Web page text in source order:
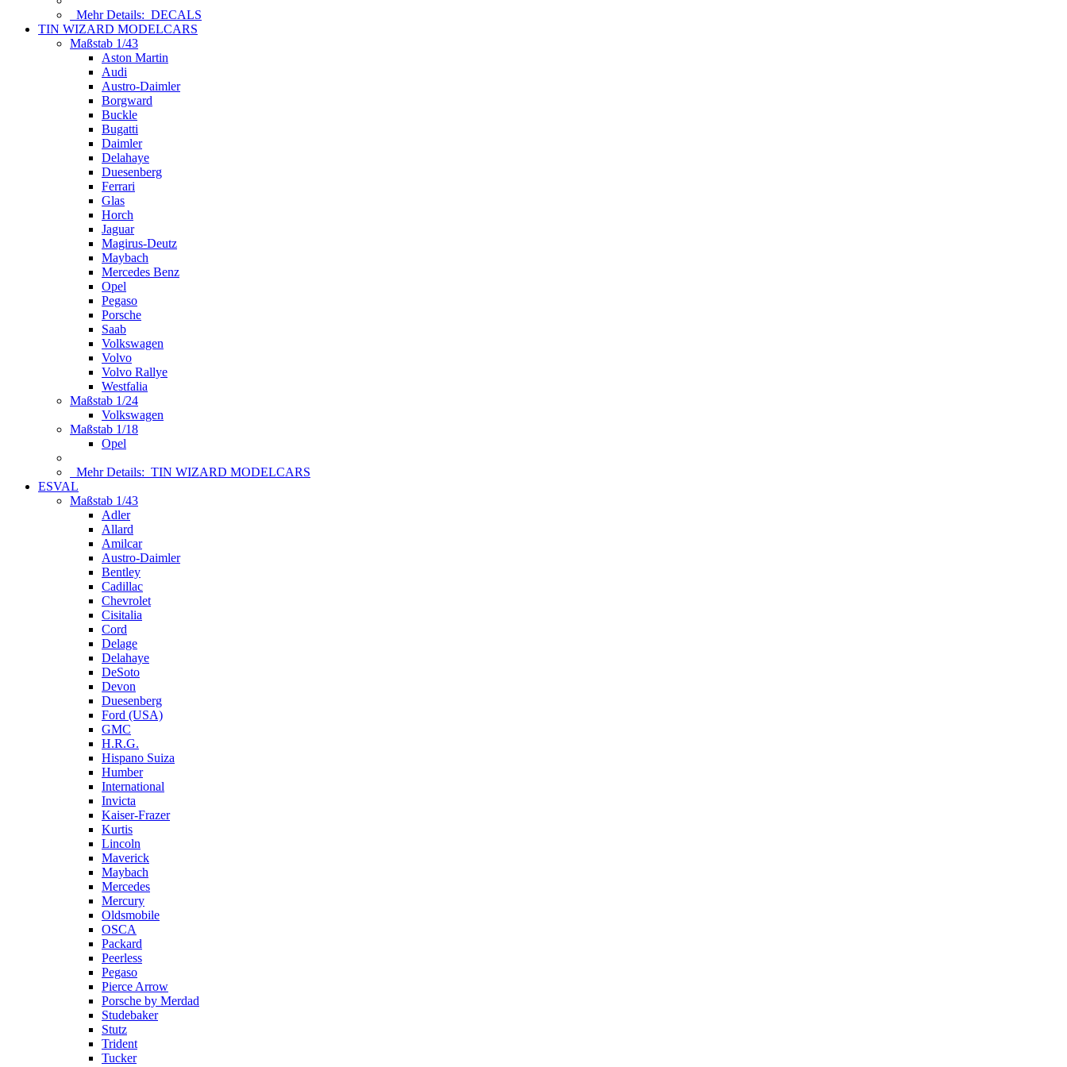
Mehr Details: DECALS
TIN WIZARD MODELCARS
Maßstab 1/43
Aston Martin
Audi
Austro-Daimler
Borgward
Buckle
Bugatti
Daimler
Delahaye
Duesenberg
Ferrari
Glas
Horch
Jaguar
Magirus-Deutz
Maybach
Mercedes Benz
Opel
Pegaso
Porsche
Saab
Volkswagen
Volvo
Volvo Rallye
Westfalia
Maßstab 1/24
Volkswagen
Maßstab 1/18
Opel
Mehr Details: TIN WIZARD MODELCARS
ESVAL
Maßstab 1/43
Adler
Allard
Amilcar
Austro-Daimler
Bentley
Cadillac
Chevrolet
Cisitalia
Cord
Delage
Delahaye
DeSoto
Devon
Duesenberg
Ford (USA)
GMC
H.R.G.
Hispano Suiza
Humber
International
Invicta
Kaiser-Frazer
Kurtis
Lincoln
Maverick
Maybach
Mercedes
Mercury
Oldsmobile
OSCA
Packard
Peerless
Pegaso
Pierce Arrow
Porsche by Merdad
Studebaker
Stutz
Trident
Tucker